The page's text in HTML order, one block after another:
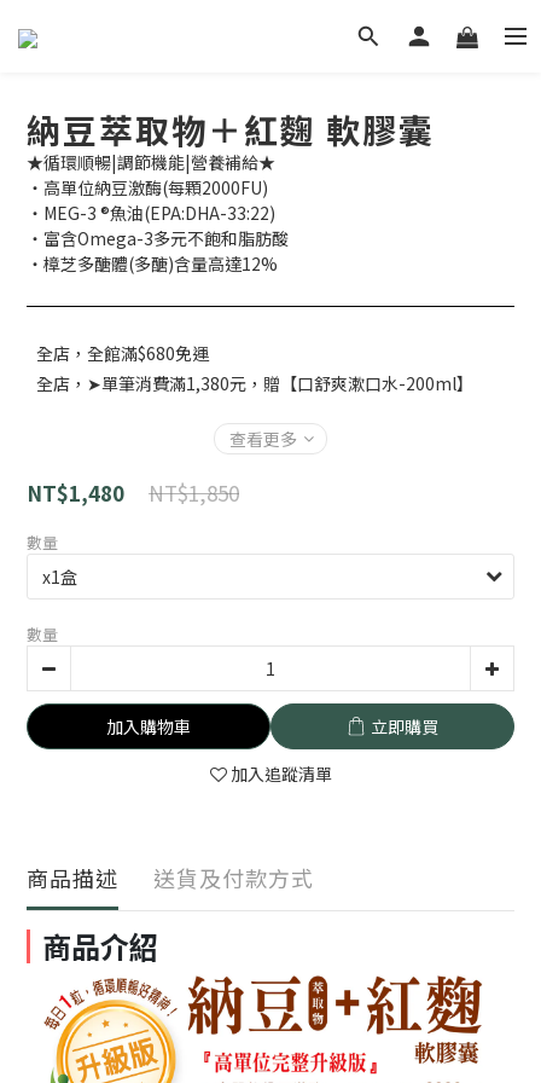
納豆萃取物＋紅麴 軟膠囊
★循環順暢|調節機能|營養補給★
‧高單位納豆激酶(每顆2000FU)
‧MEG-3 ®魚油(EPA:DHA-33:22)
‧富含Omega-3多元不飽和脂肪酸
‧樟芝多醣體(多醣)含量高達12%
全店，全館滿$680免運
全店，➤單筆消費滿1,380元，贈【口舒爽漱口水-200ml】
查看更多
NT$1,850
NT$1,480
數量
數量
加入購物車
立即購買
加入追蹤清單
商品描述 送貨及付款方式
商品介紹